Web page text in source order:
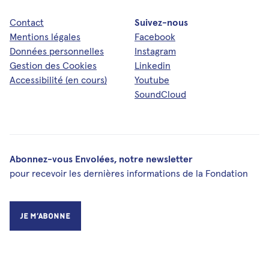
Contact
Mentions légales
Données personnelles
Gestion des Cookies
Accessibilité (en cours)
Suivez-nous
Facebook
Instagram
Linkedin
Youtube
SoundCloud
Abonnez-vous Envolées, notre newsletter
pour recevoir les dernières informations de la Fondation
Je m’abonne